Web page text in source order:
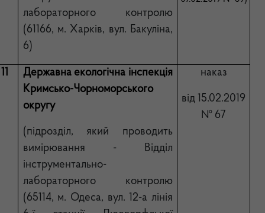
лабораторного контролю
(61166, м. Харків, вул. Бакуліна,
6)
11
Державна екологічна інспекція
Кримсько-Чорноморського
округу
(підрозділ, який проводить
вимірювання - Відділ
інструментально-
лабораторного контролю
(65114, м. Одеса, вул. 12-а лінія
наказ
від 15.02.2019
№ 67